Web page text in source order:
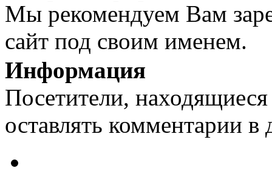
Мы рекомендуем Вам
сайт под своим именем.
Информация
Посетители,
оставлять комментарии в